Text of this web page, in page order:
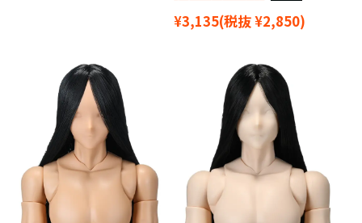
¥3,135(税抜 ¥2,850)